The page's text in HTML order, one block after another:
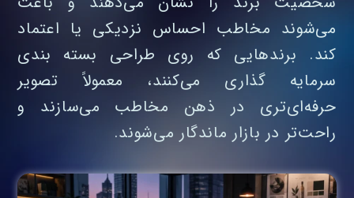
می‌شوند مخاطب احساس نزدیکی یا اعتماد
کند. برندهایی که روی طراحی بسته‌ بندی
سرمایه‌ گذاری می‌کنند، معمولاً تصویر
حرفه‌ای‌تری در ذهن مخاطب می‌سازند و
راحت‌تر در بازار ماندگار می‌شوند.